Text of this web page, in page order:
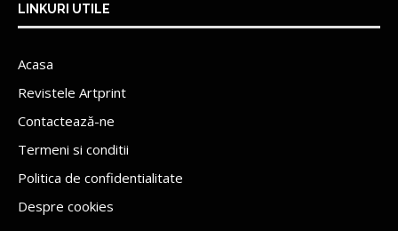
LINKURI UTILE
Acasa
Revistele Artprint
Contactează-ne
Termeni si conditii
Politica de confidentialitate
Despre cookies